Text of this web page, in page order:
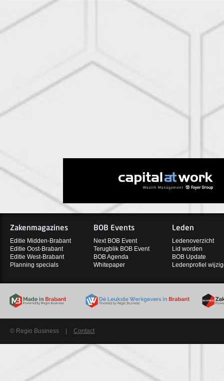
Zakenmagazines
Editie Midden-Brabant
Editie Oost-Brabant
Editie West-Brabant
Planning specials
BOB Events
Next BOB Event
Terugblik BOB Event
BOB Agenda
Whitepaper
Leden
Ledenoverzicht
Lid worden
BOB Update
Ledenprofiel
© Regio Business Contact